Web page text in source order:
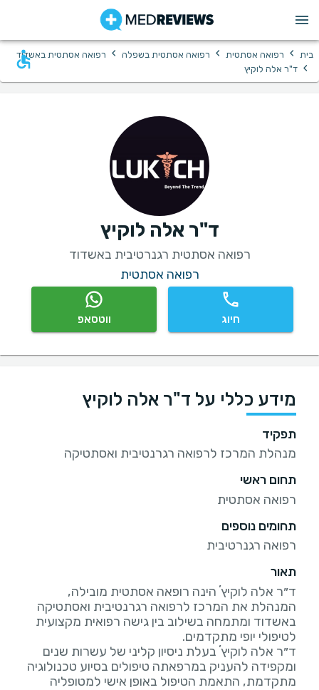
בית › רפואה אסתטית › רפואה אסתטית בשפלה › רפואה אסתטית באשדוד
› ד"ר אלה לוקיץ
ד"ר אלה לוקיץ
רפואה אסתטית רגנרטיבית באשדוד
רפואה אסתטית
חיוג ווטסאפ
מידע כללי על ד"ר אלה לוקיץ
תפקיד
מנהלת המרכז לרפואה רגרנטיבית ואסתטיקה
תחום ראשי
רפואה אסתטית
תחומים נוספים
רפואה רגנרטיבית
תאור
ד״ר אלה לוקיץʼ הינה רופאה אסתטית מובילה,
המנהלת את המרכז לרפואה רגרנטיבית ואסתטיקה
באשדוד ומתמחה בשילוב בין גישה רפואית מקצועית
ד״ר אלה לוקיץʼ בעלת ניסיון קליני של עשרות שנים
ומקפידה להעניק במרפאתה טיפולים בסיוע טכנולוגיה
מתקדמת, התאמת הטיפול באופן אישי למטופליה